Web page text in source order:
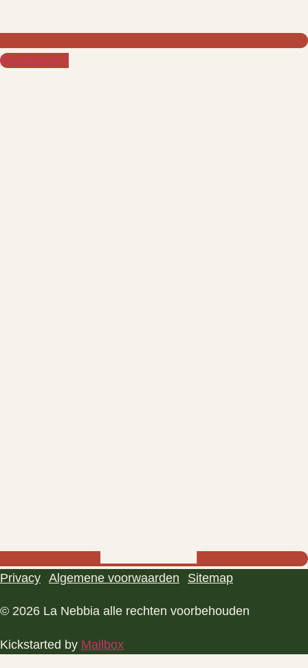
Facebook-f
Privacy Algemene voorwaarden Sitemap
© 2026 La Nebbia alle rechten voorbehouden
Kickstarted by Mailbox